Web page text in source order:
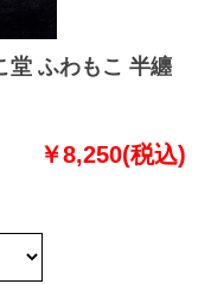
堂 ふわもこ 半纏
￥8,250(税込)